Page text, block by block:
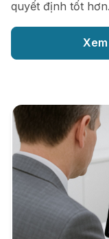
quyết định tốt hơn.